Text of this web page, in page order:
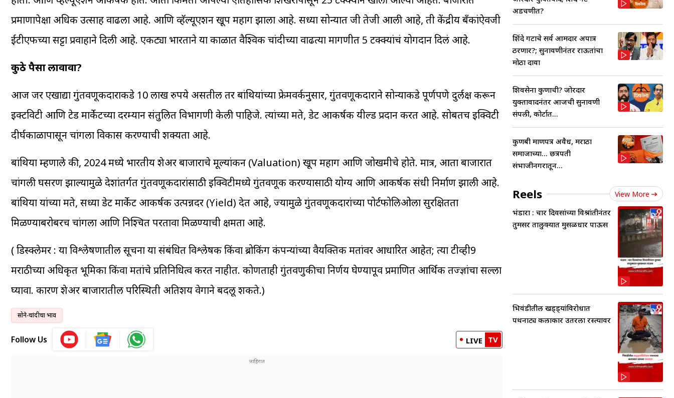
प्रमाणापेक्षा अधिक उत्साह वाढला आहे. आणि व्हॅल्यूएशन खूप महाग झाला आहे. सध्या सोन्यात जी तेजी आली आहे, ती केंद्रीय बँकांऐवजी
ईटीएफच्या सट्टा प्रवाहाने दिली आहे. एकट्या भारताने या काळात वैश्विक चांदीच्या वाढत्या मागणीत 5 टक्क्यांचं योगदान दिलं आहे.
कुठे पैसा लावावा?
आज जर एखाद्या गुंतवणूकदाराकडे 10 लाख रुपये असतील तर बांथियांच्या फ्रेमवर्कनुसार, गुंतवणूकदाराने सोन्याकडे पूर्णपणे दुर्लक्ष करून
इक्टविटी आणि टेड मार्केटच्या दरम्यान संतुलित विभागणी केली पाहिजे. त्यांच्या मते, डेट आकर्षक यील्ड प्रदान करत आहे. सोबतच इक्विटी
दीर्घकाळापासून चांगला विकास करण्याची शक्यता आहे.
बांथिया म्हणाले की, 2024 मध्ये भारतीय शेअर बाजाराचे मूल्यांकन (Valuation) खूप महाग आणि जोखमीचे होते. मात्र, आता बाजारात
चांगली घसरण झाल्यामुळे देशांतर्गत गुंतवणूकदारांसाठी इक्विटीमध्ये गुंतवणूक करण्यासाठी योग्य आणि आकर्षक संधी निर्माण झाली आहे.
बांथिया यांच्या मते, सध्या डेट मार्केट आकर्षक उत्पन्नदर (Yield) देत आहे, ज्यामुळे गुंतवणूकदारांच्या पोर्टफोलिओला सुरक्षितता
मिळण्याबरोबरच चांगला आणि निश्चित परतावा मिळण्याची क्षमता आहे.
( डिस्क्लेमर : या विश्लेषणातील सूचना या संबंधित विश्लेषक किंवा ब्रोकिंग कंपन्यांच्या वैयक्तिक मतांवर आधारित आहेत; त्या टीव्ही9
मराठीच्या अधिकृत भूमिका किंवा मतांचे प्रतिनिधित्व करत नाहीत. कोणताही गुंतवणुकीचा निर्णय घेण्यापूर्वी प्रमाणित आर्थिक तज्ज्ञांचा सल्ला
घ्यावा. कारण शेअर बाजारातील परिस्थिती अतिशय वेगाने बदलू शकते.)
सोने-चांदीचा भाव
Follow Us LIVE TV
अडचणीत?
शिंदे गटाचे सर्व आमदार अपात्र
ठरणार?; सुनावणीनंतर राऊतांचा
मोठा दावा
शिवसेना कुणाची? जोरदार
युक्तावादनंतर आजची सुनावणी
संपली, कोर्टात...
कुणबी प्रमाणपत्र अवैध, मराठा
समाजाच्या... छत्रपती
संभाजीनगरातून...
Reels View More
भंडारा : चार दिवसांच्या विश्रांतीनंतर
तुमसर तालुक्यात मुसळधार पाऊस
भिवंडीतील खड्ड्यांविरोधात
पथनाट्य कलाकार उतरला रस्त्यावर